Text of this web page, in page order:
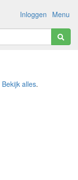
Menu
Inloggen
Bekijk alles.